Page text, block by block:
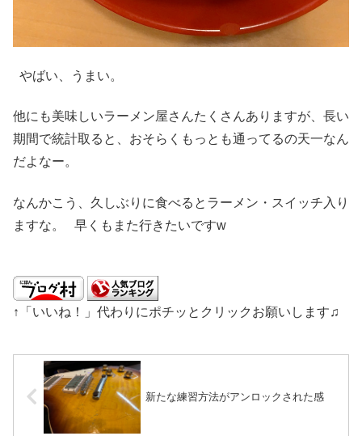
やばい、うまい。
他にも美味しいラーメン屋さんたくさんありますが、長い
期間で統計取ると、おそらくもっとも通ってるの天一なん
だよなー。
なんかこう、久しぶりに食べるとラーメン・スイッチ入り
ますな。 早くもまた行きたいですw
↑「いいね！」代わりにポチッとクリックお願いします♫
新たな練習方法がアンロックされた感